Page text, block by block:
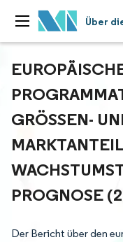
Über
GRÖSSEN- UND
ROGNOSE
Der Bericht über den